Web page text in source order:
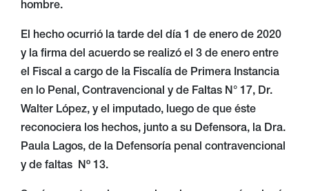
hombre.
El hecho ocurrió la tarde del día 1 de enero de 2020
y la firma del acuerdo se realizó el 3 de enero entre
el Fiscal a cargo de la Fiscalía de Primera Instancia
en lo Penal, Contravencional y de Faltas N° 17, Dr.
Walter López, y el imputado, luego de que éste
reconociera los hechos, junto a su Defensora, la Dra.
Paula Lagos, de la Defensoría penal contravencional
y de faltas Nº 13.